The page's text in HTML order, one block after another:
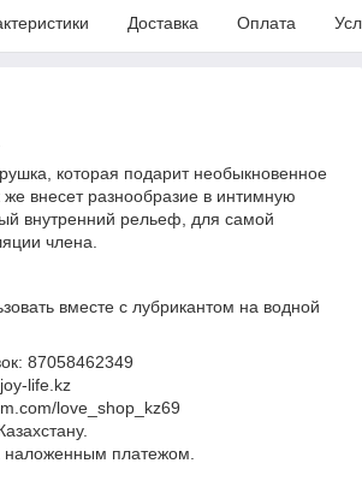
Доставка Оплата
которая подарит необыкновенное
же внесет разнообразие в интимную
внутренний рельеф, для самой
члена.
вместе с лубрикантом на водной
87058462349
life.kz
love_shop_kz69
наложенным платежом.